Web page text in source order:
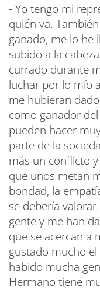
- Yo tengo mi
quién va.
ganado, me lo he
subido a la
currado durante
luchar por lo mío
me hubieran
como ganador
pueden hacer
parte de la
más un conflicto
que unos metan
bondad, la
se debería
gente y me han
que se acercan a
gustado mucho
habido mucha
Hermano tiene